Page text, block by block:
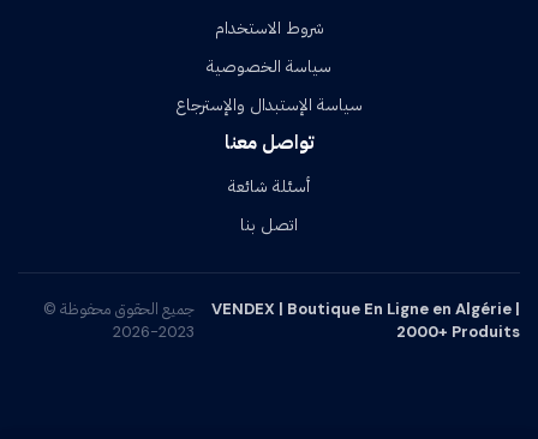
شروط الاستخدام
سياسة الخصوصية
سياسة الإستبدال والإسترجاع
تواصل معنا
أسئلة شائعة
اتصل بنا
VENDEX | Boutique En Ligne en Algérie |
2000+ Produits
جميع الحقوق محفوظة ©
2023-2026